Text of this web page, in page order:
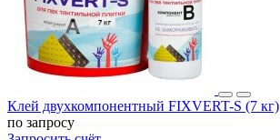
Клей двухкомпонентный FIXVERT-S (7 кг)
по запросу